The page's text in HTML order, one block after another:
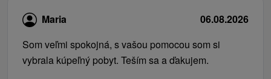
Maria
06.08.2026
Som veľmi spokojná, s vašou pomocou som si
vybrala kúpeľný pobyt. Teším sa a ďakujem.